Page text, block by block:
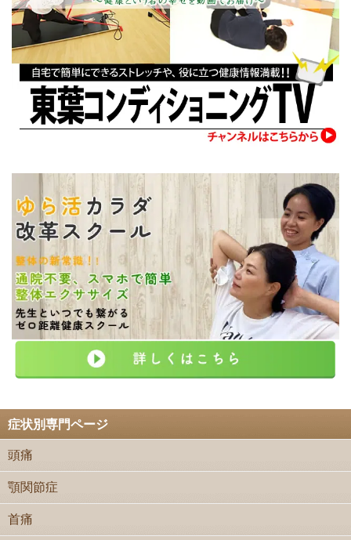
症状別専門ページ
頭痛
顎関節症
首痛